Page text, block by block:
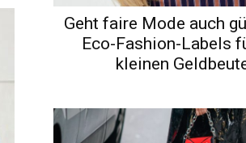
Geht faire Mode auch
Eco-Fashion-Labels
kleinen